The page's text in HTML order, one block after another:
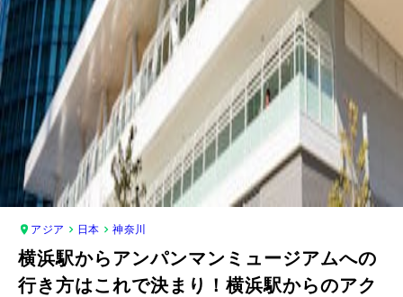
アジア 日本 神奈川
横浜駅からアンパンマンミュージアムへの
行き方はこれで決まり！横浜駅からのアク